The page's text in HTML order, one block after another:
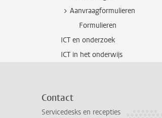
Aanvraagformulieren
Formulieren
ICT en onderzoek
ICT in het onderwijs
Contact
Servicedesks en recepties